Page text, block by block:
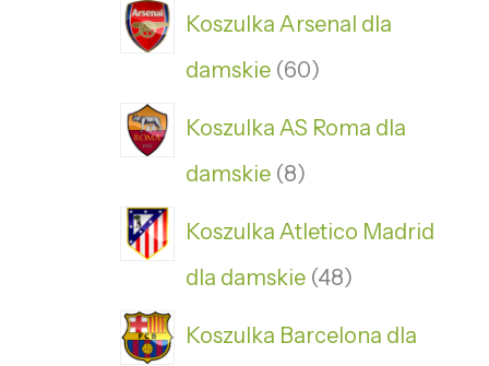
Koszulka Arsenal dla
damskie 60
Koszulka AS Roma dla
damskie 8
Koszulka Atletico Madrid
dla damskie 48
Koszulka Barcelona dla